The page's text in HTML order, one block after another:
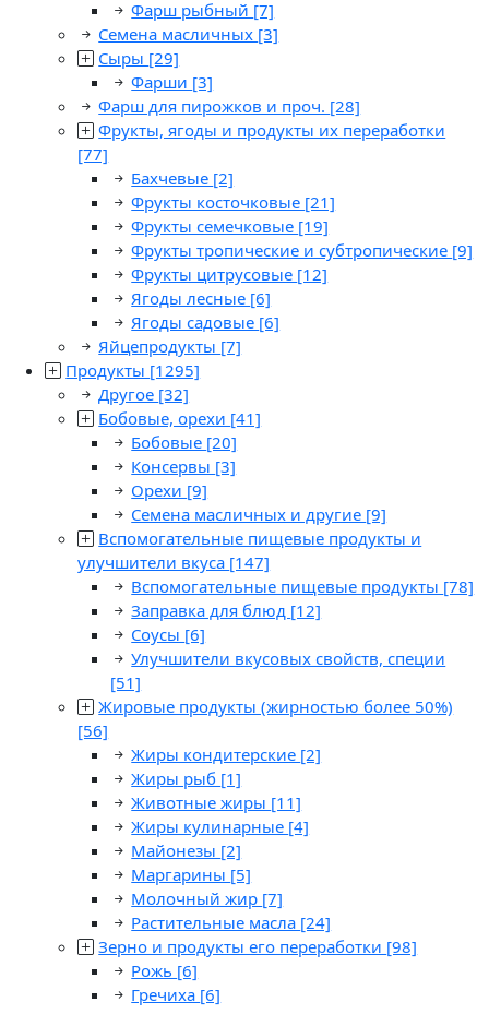
Фарш рыбный [7]
Семена масличных [3]
Сыры [29]
Фарши [3]
Фарш для пирожков и проч. [28]
Фрукты, ягоды и продукты их переработки
[77]
Бахчевые [2]
Фрукты косточковые [21]
Фрукты семечковые [19]
Фрукты тропические и субтропические [9]
Фрукты цитрусовые [12]
Ягоды лесные [6]
Ягоды садовые [6]
Яйцепродукты [7]
Продукты [1295]
Другое [32]
Бобовые, орехи [41]
Бобовые [20]
Консервы [3]
Орехи [9]
Семена масличных и другие [9]
Вспомогательные пищевые продукты и
улучшители вкуса [147]
Вспомогательные пищевые продукты [78]
Заправка для блюд [12]
Соусы [6]
Улучшители вкусовых свойств, специи
[51]
Жировые продукты (жирностью более 50%)
[56]
Жиры кондитерские [2]
Жиры рыб [1]
Животные жиры [11]
Жиры кулинарные [4]
Майонезы [2]
Маргарины [5]
Молочный жир [7]
Растительные масла [24]
Зерно и продукты его переработки [98]
Рожь [6]
Гречиха [6]